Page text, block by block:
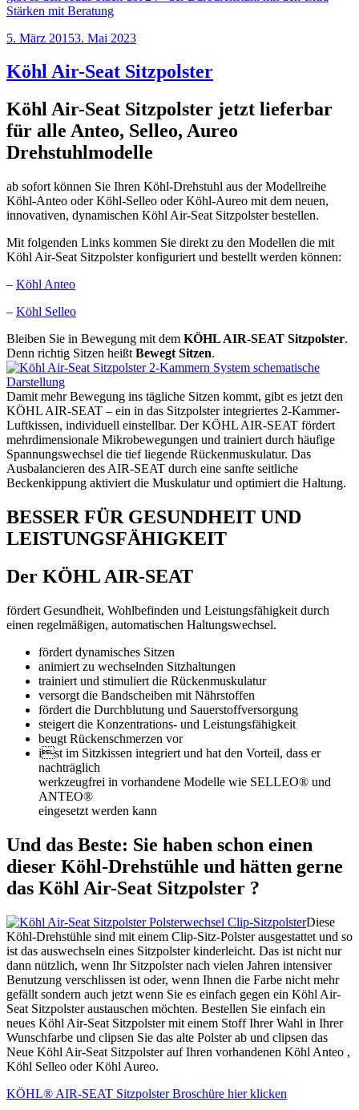
Veröffentlicht
5. März 20153. Mai 2023
Köhl Air-Seat Sitzpolster
Köhl Air-Seat Sitzpolster jetzt lieferbar
für alle Anteo, Selleo, Aureo
Drehstuhlmodelle
ab sofort können Sie Ihren Köhl-Drehstuhl aus der Modellreihe
Köhl-Anteo oder Köhl-Selleo oder Köhl-Aureo mit dem neuen,
innovativen, dynamischen Köhl Air-Seat Sitzpolster bestellen.
Mit folgenden Links kommen Sie direkt zu den Modellen die mit
Köhl Air-Seat Sitzpolster konfiguriert und bestellt werden können:
– Köhl Anteo
– Köhl Selleo
Bleiben Sie in Bewegung mit dem KÖHL AIR-SEAT Sitzpolster.
Denn richtig Sitzen heißt Bewegt Sitzen.
Damit mehr Bewegung ins tägliche Sitzen kommt, gibt es jetzt den
KÖHL AIR-SEAT – ein in das Sitzpolster integriertes 2-Kammer-
Luftkissen, individuell einstellbar. Der KÖHL AIR-SEAT fördert
mehrdimensionale Mikrobewegungen und trainiert durch häufige
Spannungswechsel die tief liegende Rückenmuskulatur. Das
Ausbalancieren des AIR-SEAT durch eine sanfte seitliche
Beckenkippung aktiviert die Muskulatur und optimiert die Haltung.
BESSER FÜR GESUNDHEIT UND
LEISTUNGSFÄHIGKEIT
Der KÖHL AIR-SEAT
fördert Gesundheit, Wohlbefinden und Leistungs­fähigkeit durch
einen regelmäßigen, automatischen Haltungswechsel.
fördert dynamisches Sitzen
animiert zu wechselnden Sitzhaltungen
trainiert und stimuliert die Rückenmuskulatur
versorgt die Bandscheiben mit Nährstoffen
fördert die Durchblutung und Sauerstoffversorgung
steigert die Konzentrations- und Leistungsfähigkeit
beugt Rückenschmerzen vor
ist im Sitzkissen integriert und hat den Vorteil, dass er
nachträglich
werkzeugfrei in vorhandene Modelle wie SELLEO® und
ANTEO®
eingesetzt werden kann
Und das Beste: Sie haben schon einen
dieser Köhl-Drehstühle und hätten gerne
das Köhl Air-Seat Sitzpolster ?
Diese
Köhl-Drehstühle sind mit einem Clip-Sitz-Polster ausgestattet und so
ist das auswechseln eines Sitzpolster kinderleicht. Das ist nicht nur
dann nützlich, wenn Ihr Sitzpolster nach vielen Jahren intensiver
Benutzung verschlissen ist oder, wenn Ihnen die Farbe nicht mehr
gefällt sondern auch jetzt wenn Sie es einfach gegen ein Köhl Air-
Seat Sitzpolster austauschen möchten. Bestellen Sie einfach ein
neues Köhl Air-Seat Sitzpolster mit einem Stoff Ihrer Wahl in Ihrer
Wunschfarbe und clipsen Sie das alte Polster ab und clipsen das
Neue Köhl Air-Seat Sitzpolster auf Ihren vorhandenen Köhl Anteo ,
Köhl Selleo oder Köhl Aureo.
KÖHL® AIR-SEAT Sitzpolster Broschüre hier klicken